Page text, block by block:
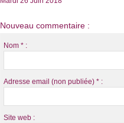
Nouveau commentaire :
Nom * :
Adresse email (non publiée) * :
Site web :